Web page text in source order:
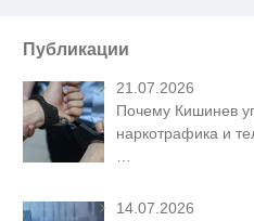
Публикации
21.07.2026
Почему Кишинев
наркотрафика и
14.07.2026